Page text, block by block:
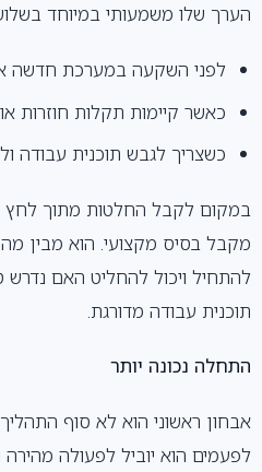
הערך שלו משמעותי במיוחד
לפני השקעה במערכת חדשה
כאשר קיימות תקלות חוזרות
כשצריך לגבש תוכנית עבודה
במקום לקבל החלטות מתוך לחץ
מקבל בסיס מקצועי. הוא מבין
להתחיל ויכול להחליט האם נדרש
תוכנית עבודה מדורגת.
התחלה נכונה יותר
אבחון ראשוני הוא לא סוף
לפעמים הוא יוביל לפעולה